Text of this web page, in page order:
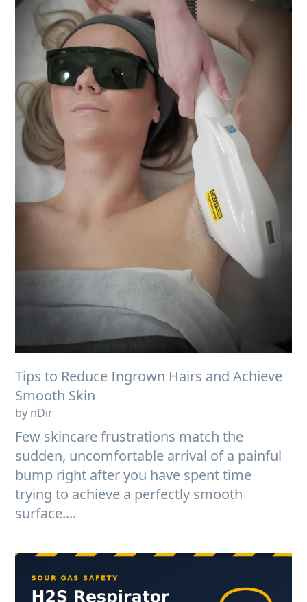
Tips to Reduce Ingrown Hairs and Achieve
Smooth Skin
by nDir
Few skincare frustrations match the
sudden, uncomfortable arrival of a painful
bump right after you have spent time
trying to achieve a perfectly smooth
surface....